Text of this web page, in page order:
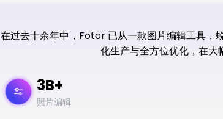
在过去十余年中，Fotor 已从一款图片编辑工具，
化生产与全方位优化，在大
3B+
照片编辑